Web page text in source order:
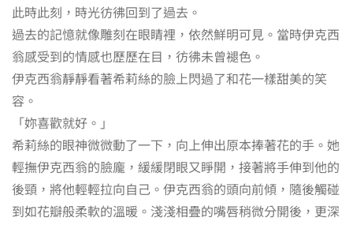
此時此刻，時光彷彿回到了過去。
過去的記憶就像雕刻在眼睛裡，依然鮮明可見。當時伊克西
翁感受到的情感也歷歷在目，彷彿未曾褪色。
伊克西翁靜靜看著希莉絲的臉上閃過了和花一樣甜美的笑
容。
「妳喜歡就好。」
希莉絲的眼神微微動了一下，向上伸出原本捧著花的手。她
輕撫伊克西翁的臉龐，緩緩閉眼又睜開，接著將手伸到他的
後頸，將他輕輕拉向自己。伊克西翁的頭向前傾，隨後觸碰
到如花瓣般柔軟的溫暖。淺淺相疊的嘴唇稍微分開後，更深